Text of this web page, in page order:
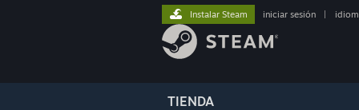
TIENDA
Instalar Steam iniciar sesión